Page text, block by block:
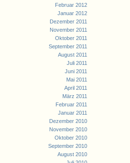
Februar 2012
Januar 2012
Dezember 2011
November 2011
Oktober 2011
September 2011
August 2011
Juli 2011
Juni 2011
Mai 2011
April 2011
März 2011
Februar 2011
Januar 2011
Dezember 2010
November 2010
Oktober 2010
September 2010
August 2010